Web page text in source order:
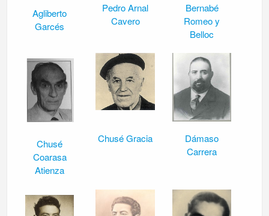
Agliberto
Garcés
Pedro Arnal
Cavero
Bernabé
Romeo y
Belloc
Chusé
Coarasa
Atienza
Chusé Gracia
Dámaso
Carrera